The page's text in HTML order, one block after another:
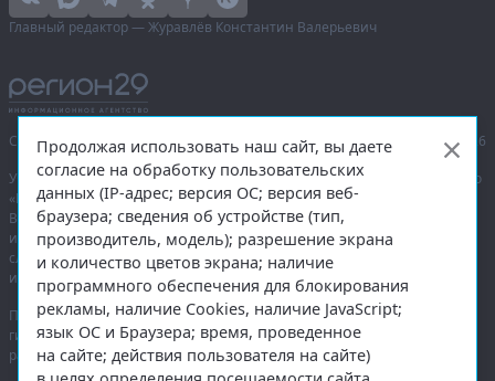
Главный редактор — Журавлёв Константин Валерьевич
Сетевое издание «Информационное агентство Регион 29»,
© 2016–2026
Учредитель — общество с ограниченной ответственностью «Агентство
«Правда Севера».
Выписка из реестра зарегистрированных средств массовой
информации:ЭЛ № ФС 77-74226от 09.11.2018 выдано Федеральной
службой по надзору в сфере связи, информационных технологий
и массовых коммуникаций (Роскомнадзор).
При полном или частичном использовании любых материалов
гиперссылка на region29.ruобязательна. Копирование материалов без
разрешения администрации сайта запрещено.
Продолжая использовать наш сайт, вы даете
согласие на обработку пользовательских
данных (IP-адрес; версия ОС; версия веб-
браузера; сведения об устройстве (тип,
производитель, модель); разрешение экрана
и количество цветов экрана; наличие
программного обеспечения для блокирования
рекламы, наличие Cookies, наличие JavaScript;
язык ОС и Браузера; время, проведенное
на сайте; действия пользователя на сайте)